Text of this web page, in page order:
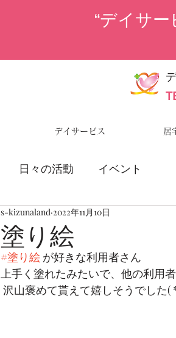
“デイサ
デイサービス 居
日々の活動 イベント
塗り絵
s-kizunaland 2022年11月10日
#塗り絵 が好きな利用者さん
上手く塗れたみたいで、他の利用
沢山褒めて貰えて嬉しそうでした(